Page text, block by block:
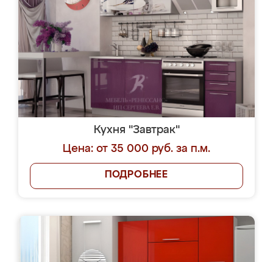
Кухня "Завтрак"
Цена: от 35 000 руб. за п.м.
ПОДРОБНЕЕ